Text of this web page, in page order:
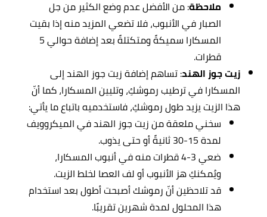
ملاحظة: من الأفضل عدم وضع الكثير من جل
الصبار في الأنبوب، فلا تضعي المزيد منه إذا بقيت
المسكارا سميكةً ومتكتلةً بعد إضافة حوالي 5
قطرات.
زيت جوز الهند:تساهم إضافة زيت جوز الهند إلى
المسكارا في ترطيب رموشكِ، وتليين المسكارا، كما أنّ
هذا الزيت يزيد طول رموشكِ، فاستخدميه باتباع ما يأتي:
سخني ملعقة من زيت جوز الهند في الميكروويف
لمدة 15-30 ثانيةً أو حتى يذوب.
ضعي 3-4 قطرات منه في أنبوب المسكارا،
ويُمكنكِ هز الأنبوب أو لف العصا لخلط الزيت.
قد تلاحظين أنّ رموشك أصبحت أطول بعد استخدام
هذا المحلول لمدة شهرين تقريبًا.